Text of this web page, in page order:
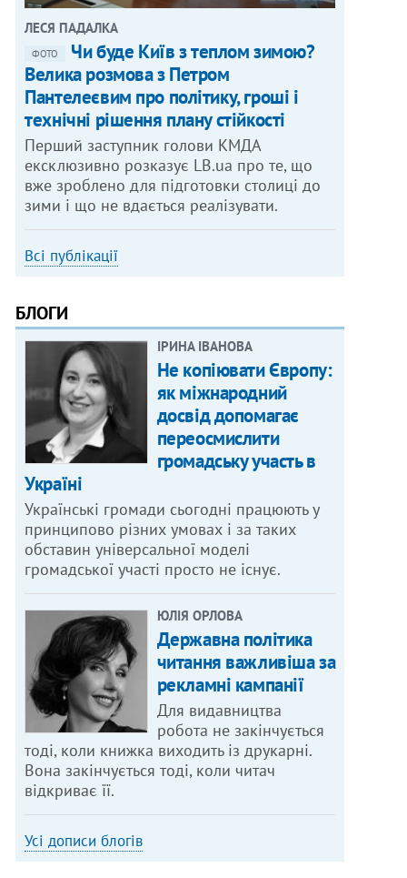
ЛЕСЯ ПАДАЛКА
ФОТО
Чи буде Київ з теплом зимою?
Велика розмова з Петром
Пантелеєвим про політику, гроші і
технічні рішення плану стійкості
Перший заступник голови КМДА
ексклюзивно розказує LB.ua про те, що
вже зроблено для підготовки столиці до
зими і що не вдається реалізувати.
Всі публікації
БЛОГИ
ІРИНА ІВАНОВА
Не копіювати Європу:
як міжнародний
досвід допомагає
переосмислити
громадську участь в
Україні
Українські громади сьогодні працюють у
принципово різних умовах і за таких
обставин універсальної моделі
громадської участі просто не існує.
ЮЛІЯ ОРЛОВА
Державна політика
читання важливіша за
рекламні кампанії
Для видавництва
робота не закінчується
тоді, коли книжка виходить із друкарні.
Вона закінчується тоді, коли читач
відкриває її.
Усі дописи блогів